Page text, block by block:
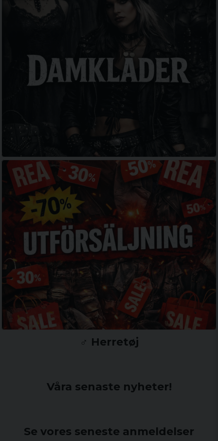
♂️ Herretøj
Våra senaste nyheter!
Se vores seneste anmeldelser